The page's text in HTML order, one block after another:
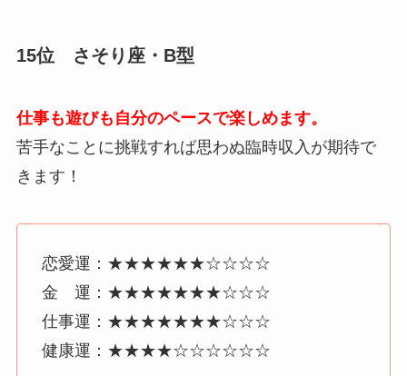
15位 さそり座・B型
仕事も遊びも自分のペースで楽しめます。
苦手なことに挑戦すれば思わぬ臨時収入が期待で
きます！
恋愛運：★★★★★★☆☆☆☆
金 運：★★★★★★★☆☆☆
仕事運：★★★★★★★☆☆☆
健康運：★★★★☆☆☆☆☆☆